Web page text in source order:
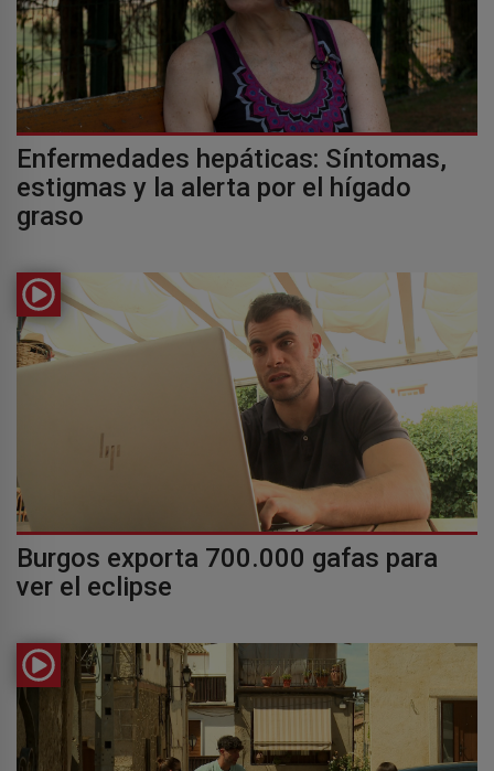
Enfermedades hepáticas: Síntomas,
estigmas y la alerta por el hígado
graso
Burgos exporta 700.000 gafas para
ver el eclipse